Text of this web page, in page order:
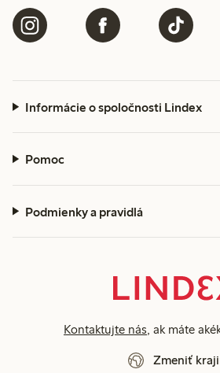
Informácie o spoločnosti Lindex
Pomoc
Podmienky a pravidlá
Kontaktujte nás, ak máte
Zmeniť